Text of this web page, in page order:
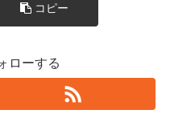
コピー
ローする